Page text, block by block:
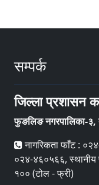
सम्पर्क
जिल्ला प्रशासन
फुङलिङ नगरपालिका-३,
नागरिकता फाँट :
०२४-४६०५६६,
१०० (टोल - फ्री)